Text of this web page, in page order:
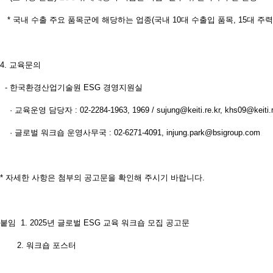
* 국내 수출 주요 품목군에 해당하는 업종(국내 10대 수출입 품목, 15대 주
4. 교육문의
- 한국환경산업기술원 ESG 경영지원실
· 교육운영 담당자 : 02-2284-1963, 1969 / sujung@keiti.re.kr,
· 글로벌 워크숍 운영사무국 : 02-6271-4091, injung.park@bsigroup.com
* 자세한 사항은 첨부의 공고문을 확인해 주시기 바랍니다.
붙임 1. 2025년 글로벌 ESG 교육 워크숍 모집 공고문
2. 워크숍 포스터